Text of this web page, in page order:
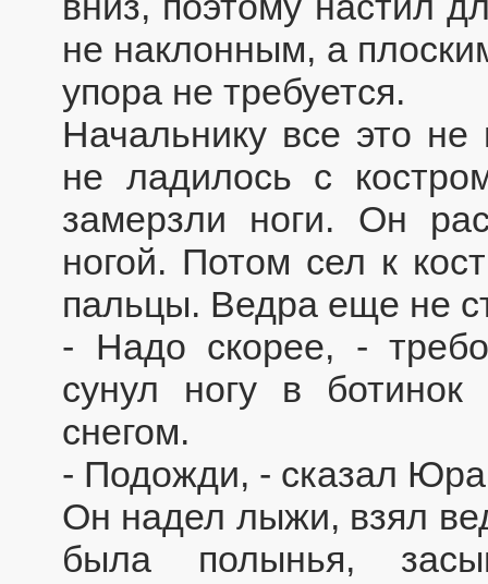
не наклонным, а
упора не требуется.
Начальнику все это
не ладилось с
замерзли ноги. Он
ногой. Потом сел к
пальцы. Ведра еще не
- Надо скорее, -
сунул ногу в
снегом.
- Подожди, - сказал
Он надел лыжи, взял
была полынья,